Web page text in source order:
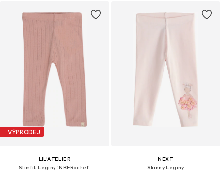
VÝPRODEJ
LIL'ATELIER
Slimfit Legíny 'NBFRachel'
NEXT
Skinny Legíny